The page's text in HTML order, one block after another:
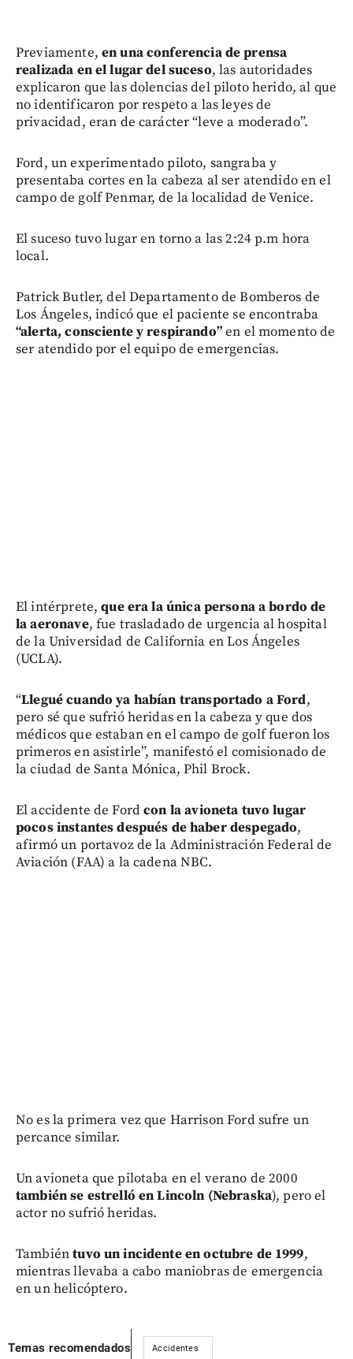
Previamente, en una conferencia de prensa
realizada en el lugar del suceso, las autoridades
explicaron que las dolencias del piloto herido, al que
no identificaron por respeto a las leyes de
privacidad, eran de carácter “leve a moderado”.
Ford, un experimentado piloto, sangraba y
presentaba cortes en la cabeza al ser atendido en el
campo de golf Penmar, de la localidad de Venice.
El suceso tuvo lugar en torno a las 2:24 p.m hora
local.
Patrick Butler, del Departamento de Bomberos de
Los Ángeles, indicó que el paciente se encontraba
“alerta, consciente y respirando”en el momento de
ser atendido por el equipo de emergencias.
El intérprete,que era la única persona a bordo de
la aeronave, fue trasladado de urgencia al hospital
de la Universidad de California en Los Ángeles
(UCLA).
“Llegué cuando ya habían transportado a Ford,
pero sé que sufrió heridas en la cabeza y que dos
médicos que estaban en el campo de golf fueron los
primeros en asistirle”, manifestó el comisionado de
la ciudad de Santa Mónica, Phil Brock.
El accidente de Fordcon la avioneta tuvo lugar
pocos instantes después de haber despegado,
afirmó un portavoz de la Administración Federal de
Aviación (FAA) a la cadena NBC.
No es la primera vez que Harrison Ford sufre un
percance similar.
Un avioneta que pilotaba en el verano de 2000
también se estrelló en Lincoln (Nebraska), pero el
actor no sufrió heridas.
Tambiéntuvo un incidente en octubre de 1999,
mientras llevaba a cabo maniobras de emergencia
en un helicóptero.
Temas recomendados Accidentes